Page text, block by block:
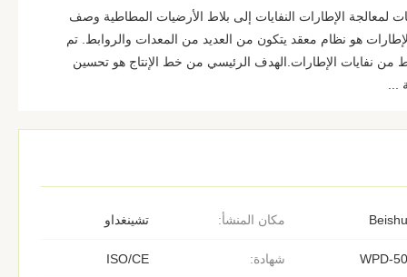
لمعالجة الإطارات النفايات إلى بلاط الأرضيات المطاطية وصف
هو نظام معقد يتكون من العديد من المعدات والروابط. تم
من نفايات الإطارات.الهدف الرئيسي من خط الإنتاج هو تحسين
...
مكان المنشأ: تشينغداو
شهادة: ISO/CE WPD-